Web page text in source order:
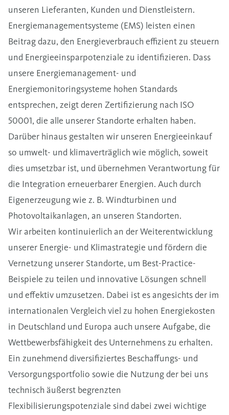
unseren Lieferanten, Kunden und Dienstleistern.
Energiemanagementsysteme (EMS) leisten einen
Beitrag dazu, den Energieverbrauch effizient zu steuern
und Energieeinsparpotenziale zu identifizieren. Dass
unsere Energiemanagement- und
Energiemonitoringsysteme hohen Standards
entsprechen, zeigt deren Zertifizierung nach ISO
50001, die alle unserer Standorte erhalten haben.
Darüber hinaus gestalten wir unseren Energieeinkauf
so umwelt- und klimaverträglich wie möglich, soweit
dies umsetzbar ist, und übernehmen Verantwortung für
die Integration erneuerbarer Energien. Auch durch
Eigenerzeugung wie z. B. Windturbinen und
Photovoltaikanlagen, an unseren Standorten.
Wir arbeiten kontinuierlich an der Weiterentwicklung
unserer Energie- und Klimastrategie und fördern die
Vernetzung unserer Standorte, um Best-Practice-
Beispiele zu teilen und innovative Lösungen schnell
und effektiv umzusetzen. Dabei ist es angesichts der im
internationalen Vergleich viel zu hohen Energiekosten
in Deutschland und Europa auch unsere Aufgabe, die
Wettbewerbsfähigkeit des Unternehmens zu erhalten.
Ein zunehmend diversifiziertes Beschaffungs- und
Versorgungsportfolio sowie die Nutzung der bei uns
technisch äußerst begrenzten
Flexibilisierungspotenziale sind dabei zwei wichtige